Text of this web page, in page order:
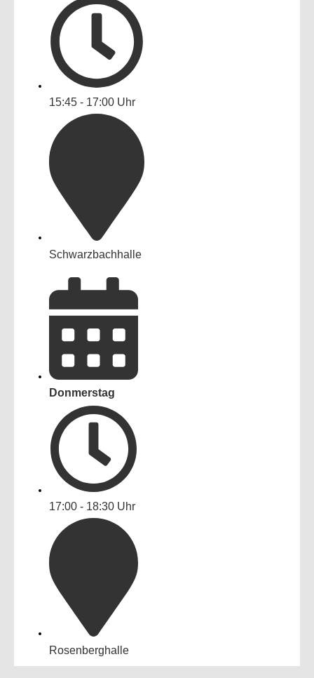
15:45 - 17:00 Uhr
Schwarzbachhalle
Donmerstag
17:00 - 18:30 Uhr
Rosenberghalle